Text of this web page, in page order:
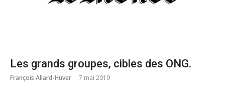
Les grands groupes, cibles des ONG.
François Allard-Huver 7 mai 2019